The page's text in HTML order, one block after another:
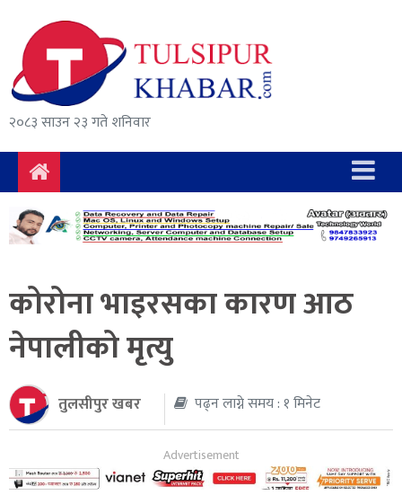
२०८३ साउन २३ गते शनिवार
समाचार
राजनीति
सुरक्षा/
अपराध
दुर्घटना
विचार
अर्थ
संवाद
मनोरञ्जन
कोरोना भाइरसका कारण आठ
नेपालीको मृत्यु
तुलसीपुर खबर पढ्न लाग्ने समय : १ मिनेट